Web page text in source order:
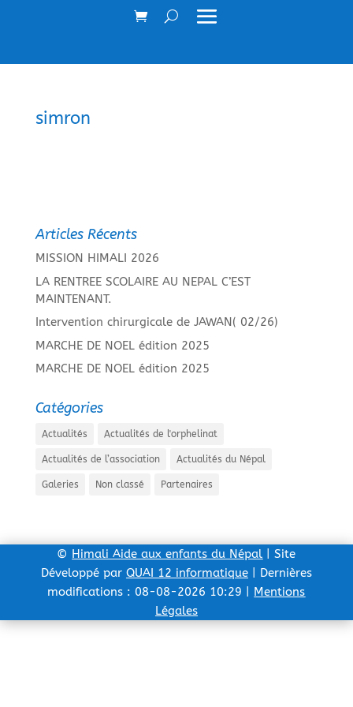
simron
Articles Récents
MISSION HIMALI 2026
LA RENTREE SCOLAIRE AU NEPAL C’EST
MAINTENANT.
Intervention chirurgicale de JAWAN( 02/26)
MARCHE DE NOEL édition 2025
MARCHE DE NOEL édition 2025
Catégories
Actualités Actualités de l'orphelinat
Actualités de l’association Actualités du Népal
Galeries Non classé Partenaires
© Himali Aide aux enfants du Népal
| Site
Développé par QUAI 12 informatique
| Dernières
modifications : 08-08-2026 10:29 |
Mentions
Légales